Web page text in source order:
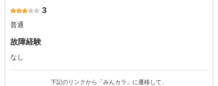
3
普通
故障経験
なし
下記のリンクから「みんカラ」に遷移して、